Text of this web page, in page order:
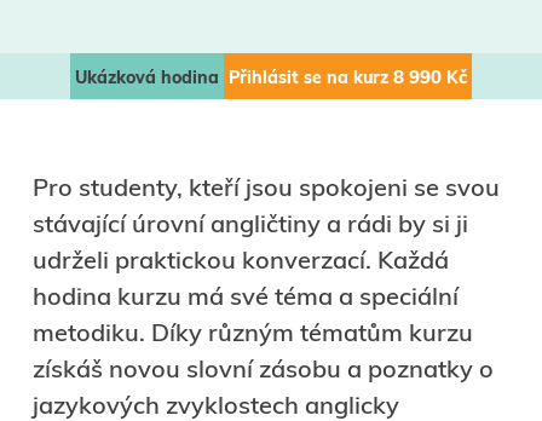
Ukázková hodina Přihlásit se na kurz 8 990 Kč
Pro studenty, kteří jsou spokojeni se svou
stávající úrovní angličtiny a rádi by si ji
udrželi praktickou konverzací. Každá
hodina kurzu má své téma a speciální
metodiku. Díky různým tématům kurzu
získáš novou slovní zásobu a poznatky o
jazykových zvyklostech anglicky